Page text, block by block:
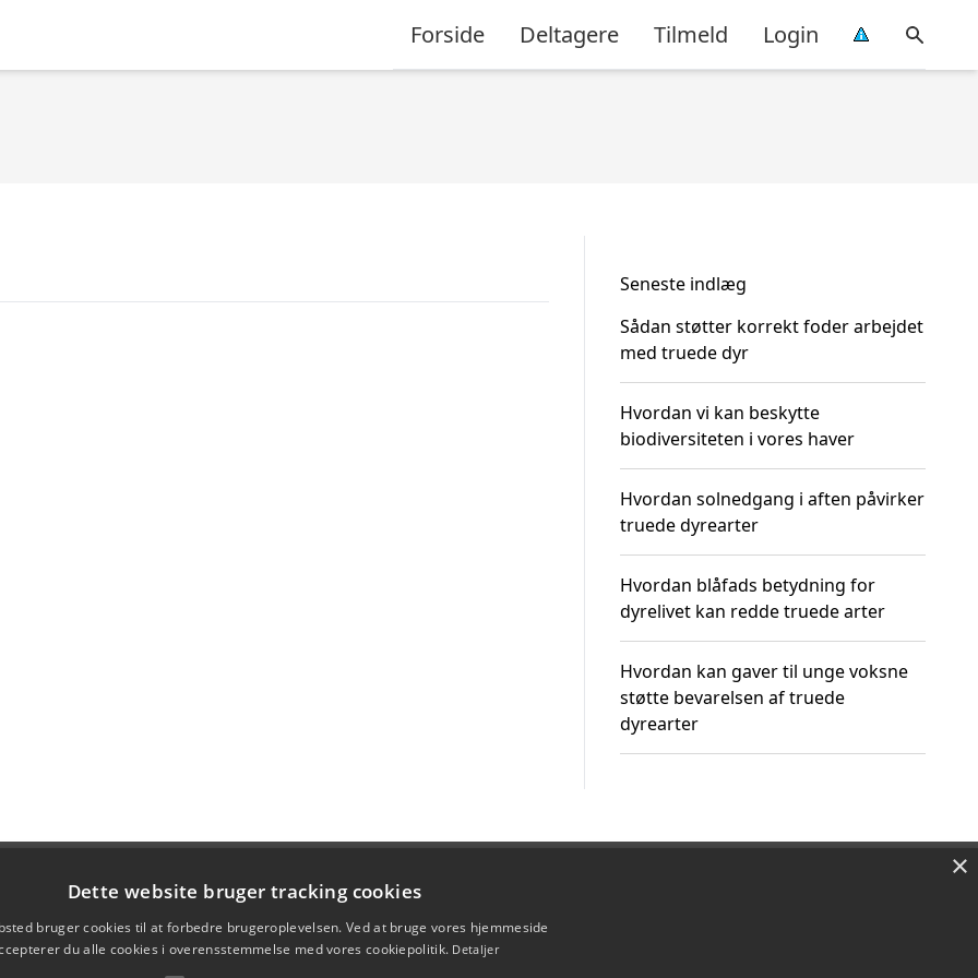
Forside Deltagere Tilmeld Login
Seneste indlæg
Sådan støtter korrekt foder arbejdet
med truede dyr
Hvordan vi kan beskytte
biodiversiteten i vores haver
Hvordan solnedgang i aften påvirker
truede dyrearter
Hvordan blåfads betydning for
dyrelivet kan redde truede arter
Hvordan kan gaver til unge voksne
støtte bevarelsen af truede
dyrearter
×
Dette website bruger tracking cookies
bruger cookies til at forbedre brugeroplevelsen. Ved at bruge vores hjemmeside
du alle cookies i overensstemmelse med vores cookiepolitik. Detaljer